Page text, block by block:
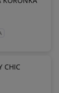
CHIC